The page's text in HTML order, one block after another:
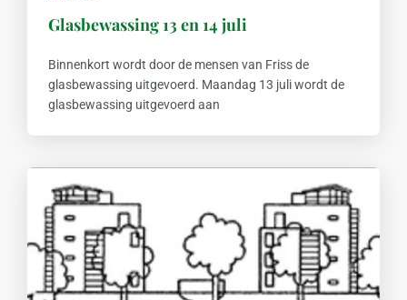
Glasbewassing 13 en 14 juli
Binnenkort wordt door de mensen van Friss de
glasbewassing uitgevoerd. Maandag 13 juli wordt de
glasbewassing uitgevoerd aan